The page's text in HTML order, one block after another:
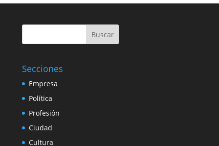
Buscar
Secciones
Empresa
Política
Profesión
Ciudad
Cultura